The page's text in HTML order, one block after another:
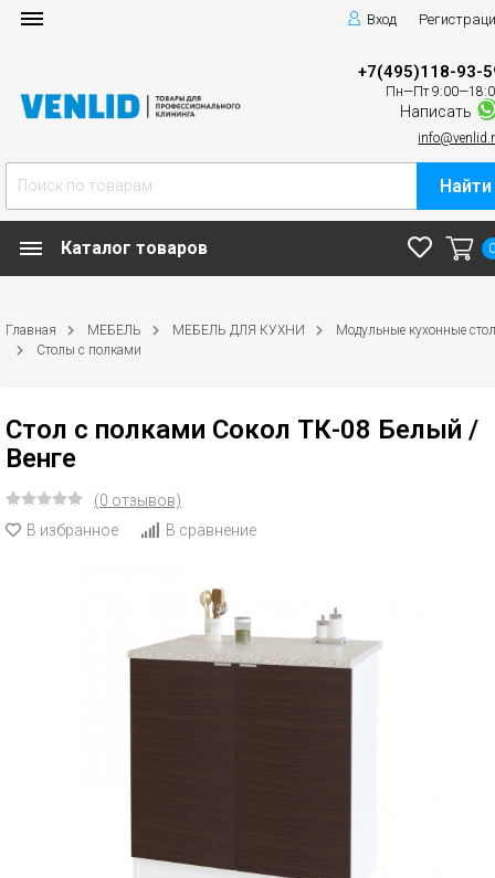
Вход
+7(495)118-93-
Пн—Пт
Написать
Найти
Каталог товаров
Главная МЕБЕЛЬ МЕБЕЛЬ ДЛЯ КУХНИ
Модульные кухонные
Столы с полками
Стол с полками Сокол ТК-08 Белый /
Венге
(0 отзывов)
В избранное
В сравнение